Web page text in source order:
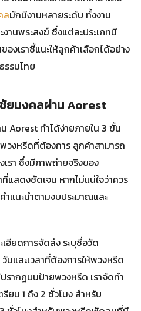
ลมักมีงานหลายระดับ ทั้งงาน
านพระสงฆ์ ซึ่งแต่ละประเภทมี
งเราชี้แนะให้ลูกค้าเลือกได้อย่าง
รรมไทย
มงคลผ่าน Aorest
Aorest ทำได้ง่ายภายใน 3 ขั้น
วงหรีดที่ต้องการ ลูกค้าสามารถ
รา ซึ่งมีภาพถ่ายจริงของ
สดงชัดเจน หากไม่แน่ใจว่าควร
แนะนำตามงบประมาณและ
อียดการจัดส่ง ระบุชื่อวัด
และเวลาที่ต้องการให้พวงหรีด
รากฏบนป้ายพวงหรีด เราจัดทำ
ยม 1 ถึง 2 ชั่วโมง สำหรับ